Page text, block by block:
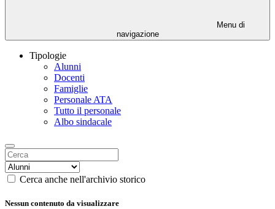
Menu di
navigazione
Tipologie
Alunni
Docenti
Famiglie
Personale ATA
Tutto il personale
Albo sindacale
Cerca anche nell'archivio storico
Nessun contenuto da visualizzare